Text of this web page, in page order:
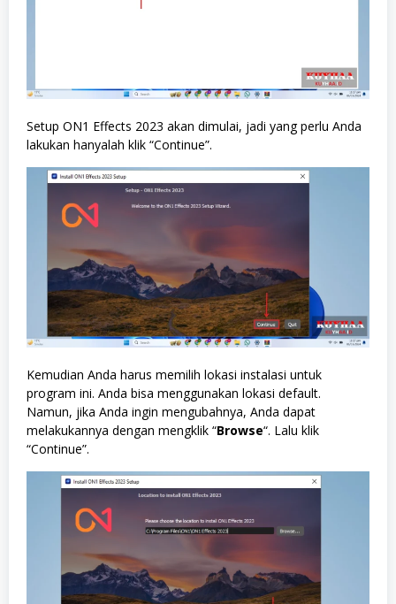
Setup ON1 Effects 2023 akan dimulai, jadi yang perlu Anda
lakukan hanyalah klik “Continue”.
Kemudian Anda harus memilih lokasi instalasi untuk
program ini. Anda bisa menggunakan lokasi default.
Namun, jika Anda ingin mengubahnya, Anda dapat
melakukannya dengan mengklik “Browse“. Lalu klik
“Continue”.